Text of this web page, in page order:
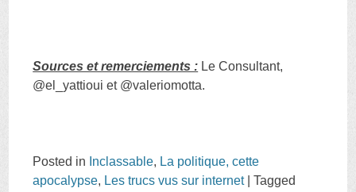
Sources et remerciements : Le Consultant,
@el_yattioui et @valeriomotta.
Posted in Inclassable, La politique, cette
apocalypse, Les trucs vus sur internet |Tagged